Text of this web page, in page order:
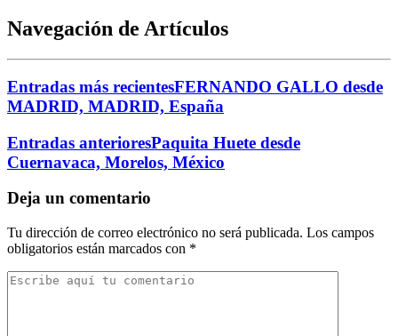
Navegación de Artículos
Entradas más recientesFERNANDO GALLO desde
MADRID, MADRID, España
Entradas anterioresPaquita Huete desde
Cuernavaca, Morelos, México
Deja un comentario
Tu dirección de correo electrónico no será publicada. Los campos
obligatorios están marcados con *
En el Rocío, ¿dónde me alojo?